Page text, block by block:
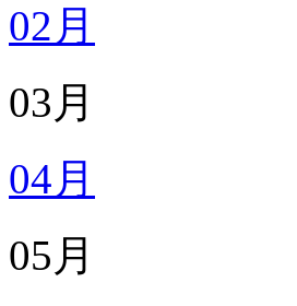
02月
03月
04月
05月